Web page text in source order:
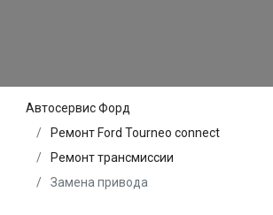
Автосервис Форд
Ремонт Ford Tourneo connect
Ремонт трансмиссии
Замена привода